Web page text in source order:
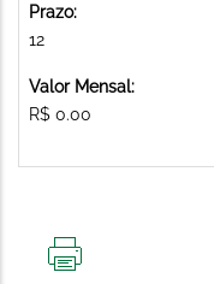
Prazo:
12
Valor Mensal:
R$ 0.00